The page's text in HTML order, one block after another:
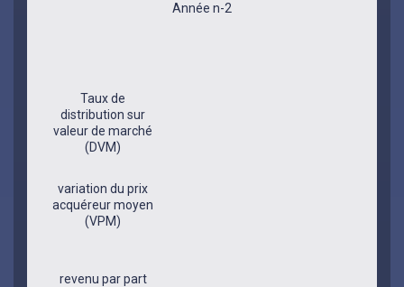
Année n-2
Taux de
distribution sur
valeur de marché
(DVM)
variation du prix
acquéreur moyen
(VPM)
revenu par part